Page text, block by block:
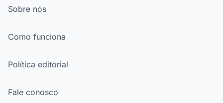
Sobre nós
Como funciona
Política editorial
Fale conosco